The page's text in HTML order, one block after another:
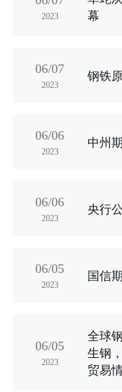
2023
幕
06/07
2023
钢铁
06/06
2023
中州
06/06
2023
央行
06/05
2023
国信
06/05
2023
全球
生钢
贸易